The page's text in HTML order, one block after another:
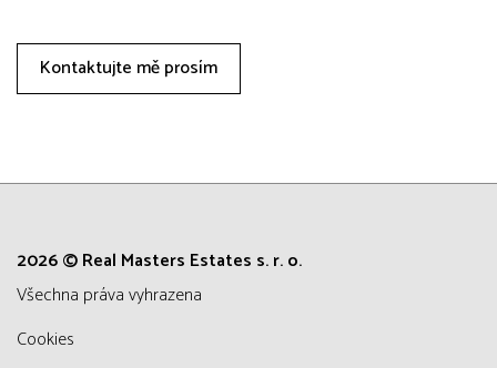
Kontaktujte mě prosím
2026 © Real Masters Estates s. r. o.
všechna práva vyhrazena
Cookies